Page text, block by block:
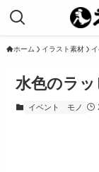
ホーム イラスト素材
水色のラ
イベント モノ